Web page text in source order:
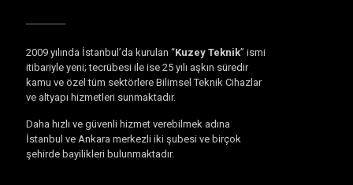
2009 yılında İstanbul’da kurulan “Kuzey Teknik” ismi
itibariyle yeni; tecrübesi ile ise 25 yılı aşkın süredir
kamu ve özel tüm sektörlere Bilimsel Teknik Cihazlar
ve altyapı hizmetleri sunmaktadır.
Daha hızlı ve güvenli hizmet verebilmek adına
İstanbul ve Ankara merkezli iki şubesi ve birçok
şehirde bayilikleri bulunmaktadır.